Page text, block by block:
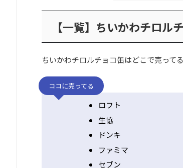
【一覧】ちいかわチロル
ちいかわチロルチョコ缶はどこで売って
ココに売ってる
ロフト
生協
ドンキ
ファミマ
セブン